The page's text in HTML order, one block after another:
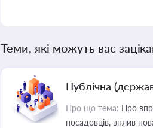
Теми, які можуть вас
Публічна
Про що тема: Про
посадовців, вплив